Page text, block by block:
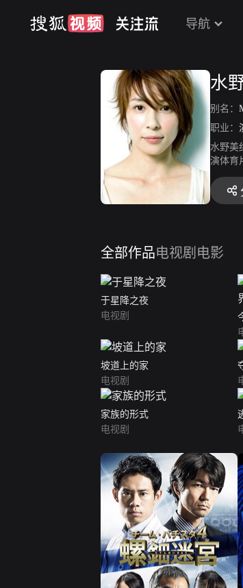
导航
水
别名：
职业：
水野美
演体育
年，
片《跳
年，参
全部作品电视剧 电影
于星降之夜
电视剧
坡道上的家
电视剧
家族的形式
电视剧